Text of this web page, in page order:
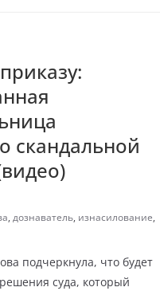
скандальной
, дознаватель, изнасилование,
подчеркнула, что будет
суда, который